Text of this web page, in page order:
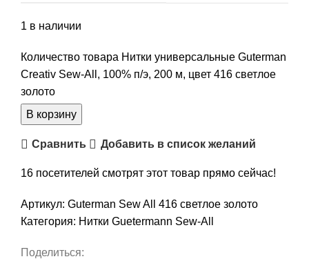
1 в наличии
Количество товара Нитки универсальные Guterman
Creativ Sew-All, 100% п/э, 200 м, цвет 416 светлое
золото
В корзину
Сравнить Добавить в список желаний
16 посетителей смотрят этот товар прямо сейчас!
Артикул: Guterman Sew All 416 светлое золото
Категория: Нитки Guetermann Sew-All
Поделиться: